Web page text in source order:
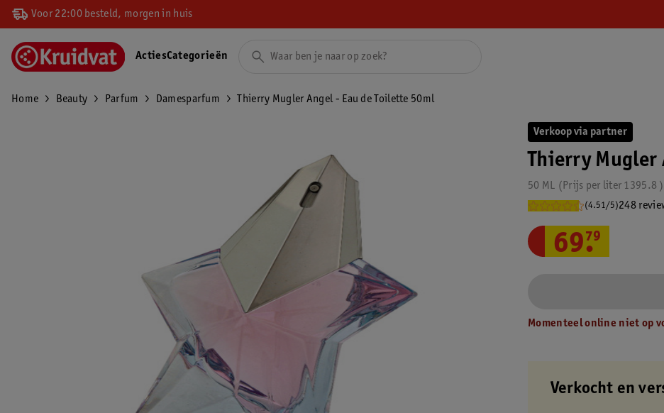
Voor 22:00 besteld, morgen in huis
ActiesCategorieën
Home Beauty Parfum Damesparfum Thierry Mugler Angel - Eau de Toilette 50ml
Verkoop via partner
Thierry Mugler
50 ML 1395.8
Prijs per liter
(4.51/5)248
69.
79
Momenteel online niet op
Verkocht en